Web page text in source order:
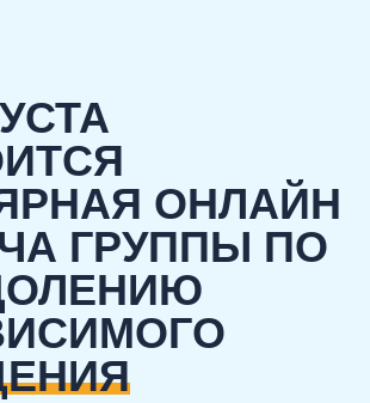
ОНЛАЙН
ГРУППЫ ПО